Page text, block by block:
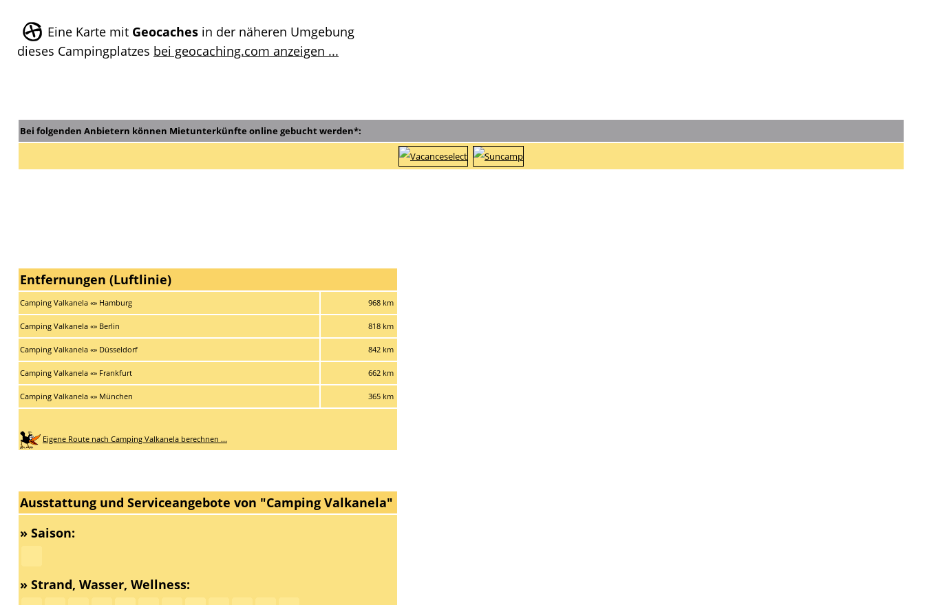
Eine Karte mit Geocaches in der näheren Umgebung
dieses Campingplatzes bei geocaching.com anzeigen ...
Bei folgenden Anbietern können Mietunterkünfte online gebucht werden*:
Entfernungen (Luftlinie)
Camping Valkanela «» Hamburg 968 km
Camping Valkanela «» Berlin 818 km
Camping Valkanela «» Düsseldorf 842 km
Camping Valkanela «» Frankfurt 662 km
Camping Valkanela «» München 365 km
Eigene Route nach Camping Valkanela berechnen ...
Ausstattung und Serviceangebote von "Camping Valkanela"
» Saison:
» Strand, Wasser, Wellness: